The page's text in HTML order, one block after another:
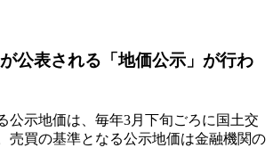
公表される「地価公示」が行わ
公示地価は、毎年3月下旬ごろに国土交
売買の基準となる公示地価は金融機関の